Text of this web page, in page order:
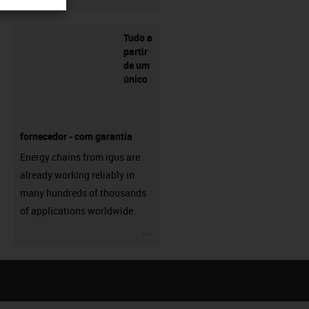
Tudo a
partir
de um
único
fornecedor - com garantia
Energy chains from igus are
already working reliably in
many hundreds of thousands
of applications worldwide.